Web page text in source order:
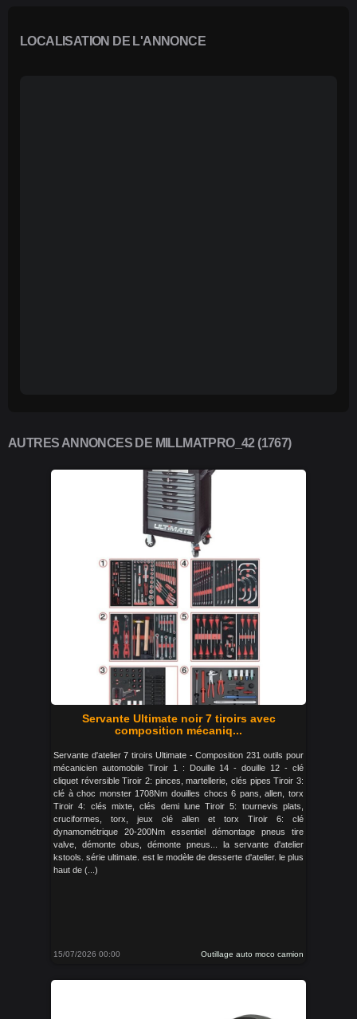
LOCALISATION DE L'ANNONCE
AUTRES ANNONCES DE MILLMATPRO_42 (1767)
Servante Ultimate noir 7 tiroirs avec
composition mécaniq...
Servante d'atelier 7 tiroirs Ultimate - Composition 231 outils pour
mécanicien automobile Tiroir 1 : Douille 14 - douille 12 - clé
cliquet réversible Tiroir 2: pinces, martellerie, clés pipes Tiroir 3:
clé à choc monster 1708Nm douilles chocs 6 pans, allen, torx
Tiroir 4: clés mixte, clés demi lune Tiroir 5: tournevis plats,
cruciformes, torx, jeux clé allen et torx Tiroir 6: clé
dynamométrique 20-200Nm essentiel démontage pneus tire
valve, démonte obus, démonte pneus... la servante d'atelier
kstools. série ultimate. est le modèle de desserte d'atelier. le plus
haut de (...)
15/07/2026 00:00 Outillage auto moco camion